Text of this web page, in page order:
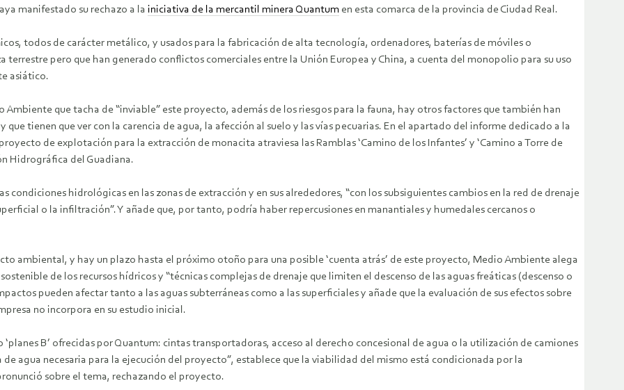
manifestado su rechazo a la iniciativa de la mercantil minera Quantum en esta comarca de la provincia de Ciudad Real.
todos de carácter metálico, y usados para la fabricación de alta tecnología, ordenadores, baterías de móviles o
pero que han generado conflictos comerciales entre la Unión Europea y China, a cuenta del monopolio para su uso
asiático.
Ambiente que tacha de “inviable” este proyecto, además de los riesgos para la fauna, hay otros factores que también han
tienen que ver con la carencia de agua, la afección al suelo y las vías pecuarias. En el apartado del informe dedicado a la
de explotación para la extracción de monacita atraviesa las Ramblas ‘Camino de los Infantes’ y ‘Camino a Torre de
Hidrográfica del Guadiana.
condiciones hidrológicas en las zonas de extracción y en sus alrededores, “con los subsiguientes cambios en la red de drenaje
o la infiltración”. Y añade que, por tanto, podría haber repercusiones en manantiales y humedales cercanos o
ambiental, y hay un plazo hasta el próximo otoño para una posible ‘cuenta atrás’ de este proyecto, Medio Ambiente alega
de los recursos hídricos y “técnicas complejas de drenaje que limiten el descenso de las aguas freáticas (descenso o
pueden afectar tanto a las aguas subterráneas como a las superficiales y añade que la evaluación de sus efectos sobre
no incorpora en su estudio inicial.
B’ ofrecidas por Quantum: cintas transportadoras, acceso al derecho concesional de agua o la utilización de camiones
agua necesaria para la ejecución del proyecto”, establece que la viabilidad del mismo está condicionada por la
sobre el tema, rechazando el proyecto.